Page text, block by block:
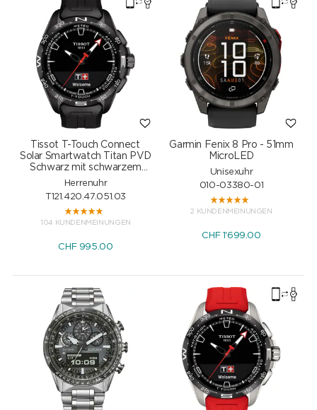
Tissot T-Touch Connect
Solar Smartwatch Titan PVD
Schwarz mit schwarzem
Kautschukarmband
Herrenuhr
T121.420.47.051.03
104 KUNDENMEINUNGEN
CHF995.00
Garmin Fenix 8 Pro - 51mm
MicroLED
Unisexuhr
010-03380-01
2 KUNDENMEINUNGEN
CHF1'699.00